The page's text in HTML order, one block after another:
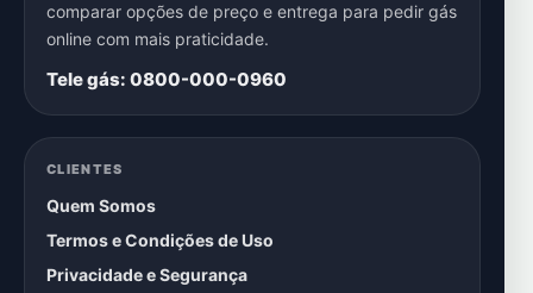
comparar opções de preço e entrega para pedir gás
online com mais praticidade.
Tele gás: 0800-000-0960
CLIENTES
Quem Somos
Termos e Condições de Uso
Privacidade e Segurança